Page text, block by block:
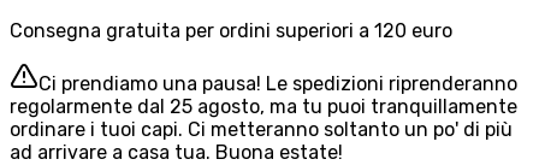
Consegna gratuita per ordini superiori a 120 euro
Ci prendiamo una pausa! Le spedizioni riprenderanno
regolarmente dal 25 agosto, ma tu puoi tranquillamente
ordinare i tuoi capi. Ci metteranno soltanto un po' di più
ad arrivare a casa tua. Buona estate!